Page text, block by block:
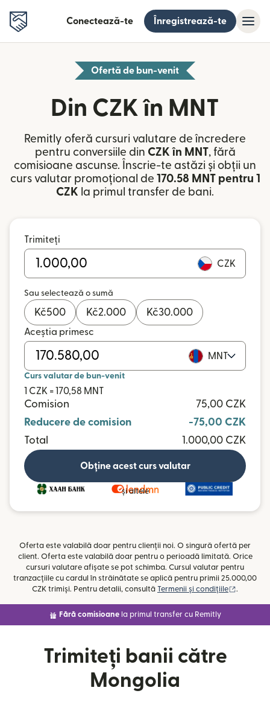
Conectează-te Înregistrează-te
Ofertă de bun-venit
Din CZK în MNT
Remitly oferă cursuri valutare de încredere
pentru conversiile din CZK în MNT, fără
comisioane ascunse. Înscrie-te astăzi și obții un
curs valutar promoțional de 170.58 MNT pentru 1
CZK la primul transfer de bani.
Trimiteți
CZK
Sau selectează o sumă
Kč500 Kč2.000 Kč30.000
Aceștia primesc
MNT
Curs valutar de bun-venit
1 CZK = 170,58 MNT
Comision
75,00 CZK
Reducere de comision
-75,00 CZK
Total
1.000,00 CZK
Obține acest curs valutar
și altele
Oferta este valabilă doar pentru clienții noi. O singură ofertă per
client. Oferta este valabilă doar pentru o perioadă limitată. Orice
cursuri valutare afișate se pot schimba. Cursul valutar pentru
tranzacțiile cu cardul în străinătate se aplică pentru primii 25.000,00
CZK trimiși. Pentru detalii, consultă Termenii și condițiile .
Fără comisioanela primul transfer cu Remitly
Trimiteți banii către
Mongolia